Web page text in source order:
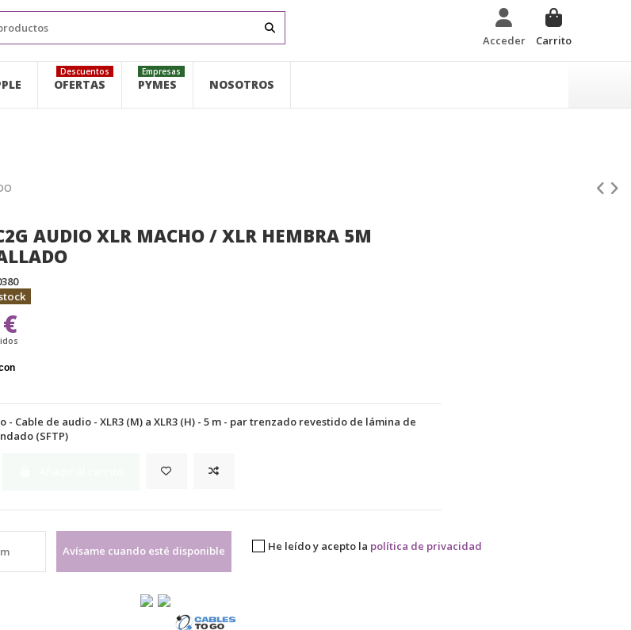
Acceder Carrito
OFERTAS
Descuentos
PYMES
Empresas
NOSOTROS
AUDIO XLR MACHO / XLR HEMBRA 5M
- Cable de audio - XLR3 (M) a XLR3 (H) - 5 m - par trenzado revestido de lámina de
(SFTP)
Avísame cuando esté disponible He leído y acepto la política de privacidad